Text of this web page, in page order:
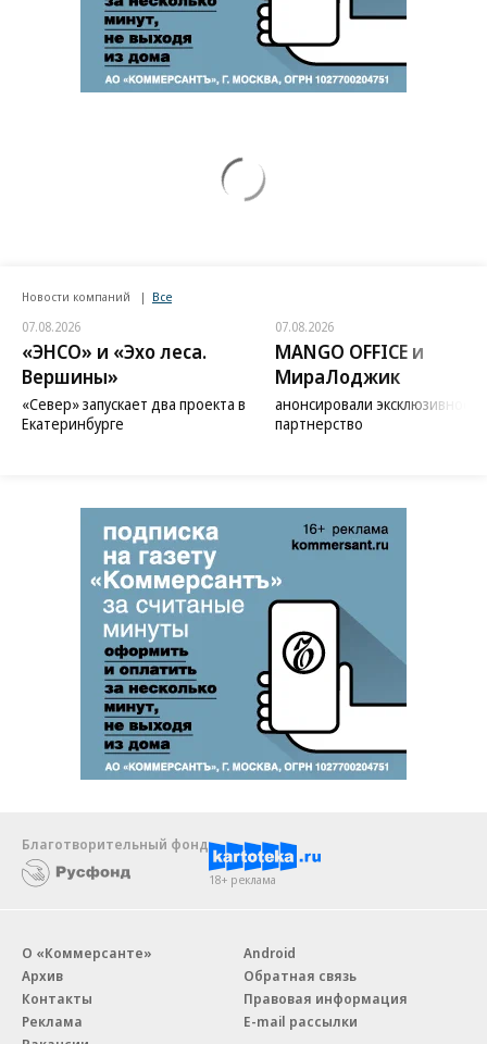
Новости компаний Все
07.08.2026
«ЭНСО» и «Эхо леса.
Вершины»
«Север» запускает два проекта в
Екатеринбурге
07.08.2026
MANGO OFFICE и
МираЛоджик
анонсировали эксклюзивное
партнерство
Благотворительный фонд
18+ реклама
О «Коммерсанте»
Архив
Контакты
Реклама
Android
Обратная связь
Правовая информация
E-mail рассылки